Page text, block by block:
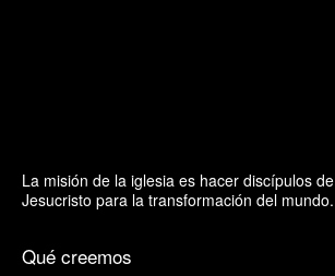
La misión de la iglesia es hacer discípulos de
Jesucristo para la transformación del mundo.
Qué creemos